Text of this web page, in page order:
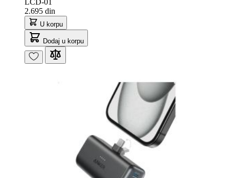
LCD-01
2.695 din
U korpu
Dodaj u korpu